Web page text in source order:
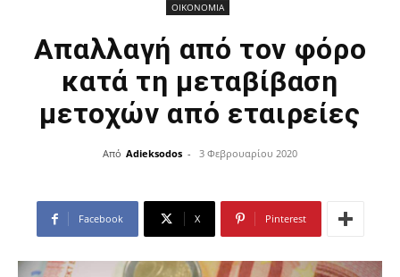
ΟΙΚΟΝΟΜΙΑ
Απαλλαγή από τον φόρο
κατά τη μεταβίβαση
μετοχών από εταιρείες
Από Adieksodos - 3 Φεβρουαρίου 2020
Facebook X Pinterest